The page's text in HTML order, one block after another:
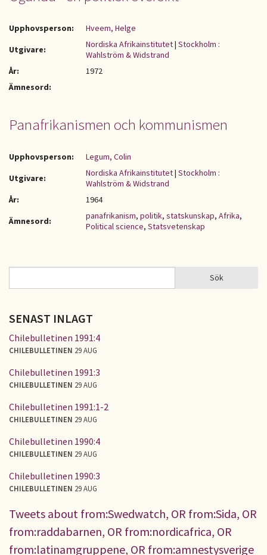
Upphovsperson:
Hveem, Helge
Utgivare:
Nordiska Afrikainstitutet| Stockholm :
Wahlström & Widstrand
År:
1972
Ämnesord:
Panafrikanismen och kommunismen
Upphovsperson:
Legum, Colin
Utgivare:
Nordiska Afrikainstitutet| Stockholm :
Wahlström & Widstrand
År:
1964
Ämnesord:
panafrikanism, politik, statskunskap, Afrika,
Political science, Statsvetenskap
SÖKFORMULÄR Sök
SENAST INLAGT
Chilebulletinen 1991:4
CHILEBULLETINEN 29 AUG
Chilebulletinen 1991:3
CHILEBULLETINEN 29 AUG
Chilebulletinen 1991:1-2
CHILEBULLETINEN 29 AUG
Chilebulletinen 1990:4
CHILEBULLETINEN 29 AUG
Chilebulletinen 1990:3
CHILEBULLETINEN 29 AUG
Tweets about from:Swedwatch, OR from:Sida, OR
from:raddabarnen, OR from:nordicafrica, OR
from:latinamgruppene, OR from:amnestysverige